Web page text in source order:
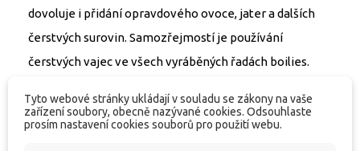
dovoluje i přidání opravdového ovoce, jater a dalších
čerstvých surovin. Samozřejmostí je používání
čerstvých vajec ve všech vyráběných řadách boilies.
míře na přírodních látkách a nezpůsobuje změnu
aroma ani chuti kuliček. Novou generaci rozeznáte
Tyto webové stránky ukládají v souladu se zákony na vaše
zařízení soubory, obecně nazývané cookies. Odsouhlaste
prosím nastavení cookies souborů pro použití webu.